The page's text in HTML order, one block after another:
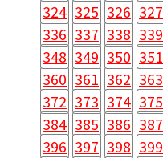
324 325 326 327
336 337 338 339
348 349 350 351
360 361 362 363
372 373 374 375
384 385 386 387
396 397 398 399